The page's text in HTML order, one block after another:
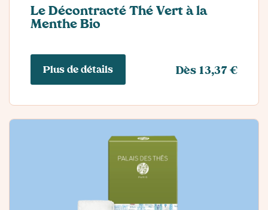
Le Décontracté Thé Vert à la
Menthe Bio
Plus de détails Dès 13,37 €